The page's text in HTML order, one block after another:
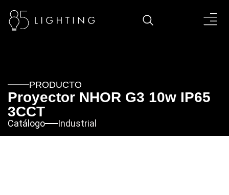
PRODUCTO
Proyector NHOR G3 10w IP65
3CCT
Catálogo Industrial